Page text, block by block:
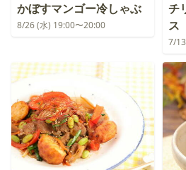
かぼすマンゴー冷しゃぶ
8/26 (水) 19:00〜20:00
チ
ス
7/